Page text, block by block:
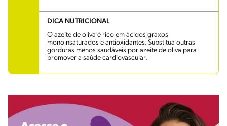
DICA NUTRICIONAL
O azeite de oliva é rico em ácidos graxos
monoinsaturados e antioxidantes. Substitua outras
gorduras menos saudáveis por azeite de oliva para
promover a saúde cardiovascular.